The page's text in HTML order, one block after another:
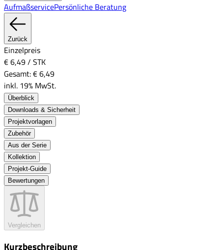
AufmaßservicePersönliche Beratung
Zurück
Einzelpreis
€ 6,49/ STK
Gesamt:€ 6,49
inkl. 19% MwSt.
Überblick
Downloads & Sicherheit
Projektvorlagen
Zubehör
Aus der Serie
Kollektion
Projekt-Guide
Bewertungen
Vergleichen
Kurzbeschreibung